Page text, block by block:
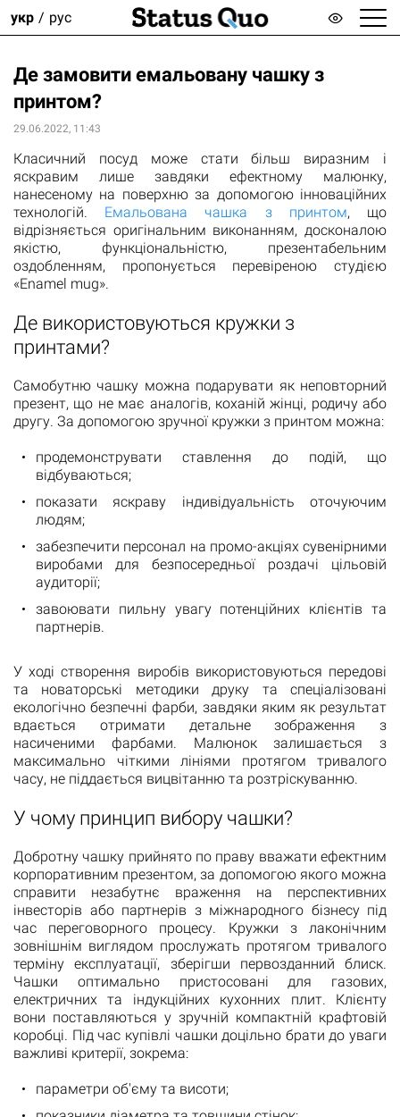
укр рус
Де замовити емальовану чашку з
принтом?
29.06.2022, 11:43
Класичний посуд може стати більш виразним і
яскравим лише завдяки ефектному малюнку,
нанесеному на поверхню за допомогою інноваційних
технологій. Емальована чашка з принтом, що
відрізняється оригінальним виконанням, досконалою
якістю, функціональністю, презентабельним
оздобленням, пропонується перевіреною студією
«Enamel mug».
Де використовуються кружки з
принтами?
Самобутню чашку можна подарувати як неповторний
презент, що не має аналогів, коханій жінці, родичу або
другу. За допомогою зручної кружки з принтом можна:
продемонструвати ставлення до подій, що
відбуваються;
показати яскраву індивідуальність оточуючим
людям;
забезпечити персонал на промо-акціях сувенірними
виробами для безпосередньої роздачі цільовій
аудиторії;
завоювати пильну увагу потенційних клієнтів та
партнерів.
У ході створення виробів використовуються передові
та новаторські методики друку та спеціалізовані
екологічно безпечні фарби, завдяки яким як результат
вдається отримати детальне зображення з
насиченими фарбами. Малюнок залишається з
максимально чіткими лініями протягом тривалого
часу, не піддається вицвітанню та розтріскуванню.
У чому принцип вибору чашки?
Добротну чашку прийнято по праву вважати ефектним
корпоративним презентом, за допомогою якого можна
справити незабутнє враження на перспективних
інвесторів або партнерів з міжнародного бізнесу під
час переговорного процесу. Кружки з лаконічним
зовнішнім виглядом прослужать протягом тривалого
терміну експлуатації, зберігши первозданний блиск.
Чашки оптимально пристосовані для газових,
електричних та індукційних кухонних плит. Клієнту
вони поставляються у зручній компактній крафтовій
коробці. Під час купівлі чашки доцільно брати до уваги
важливі критерії, зокрема:
параметри об'єму та висоти;